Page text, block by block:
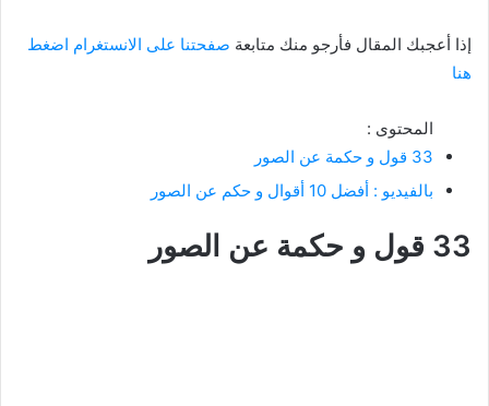
إذا أعجبك المقال فأرجو منك متابعة صفحتنا على الانستغرام اضغط
هنا
المحتوى :
33 قول و حكمة عن الصور
بالفيديو : أفضل 10 أقوال و حكم عن الصور
33 قول و حكمة عن الصور